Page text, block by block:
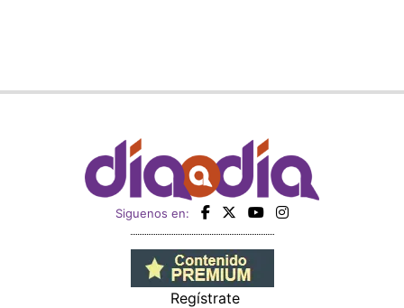
Siguenos en:
Regístrate